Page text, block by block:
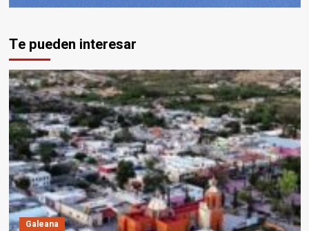
Te pueden interesar
Galeana